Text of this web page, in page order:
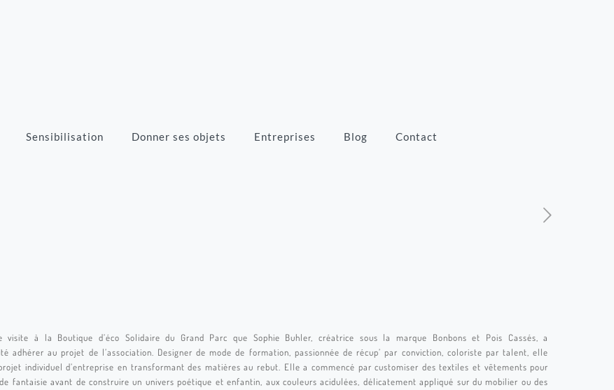
Sensibilisation Donner ses objets Entreprises Blog Contact
visite à la Boutique d’éco Solidaire du Grand Parc que Sophie Buhler, créatrice sous la marque Bonbons et Pois Cassés, a
adhérer au projet de l’association. Designer de mode de formation, passionnée de récup’ par conviction, coloriste par talent, elle
individuel d’entreprise en transformant des matières au rebut. Elle a commencé par customiser des textiles et vêtements pour
fantaisie avant de construire un univers poétique et enfantin, aux couleurs acidulées, délicatement appliqué sur du mobilier ou des